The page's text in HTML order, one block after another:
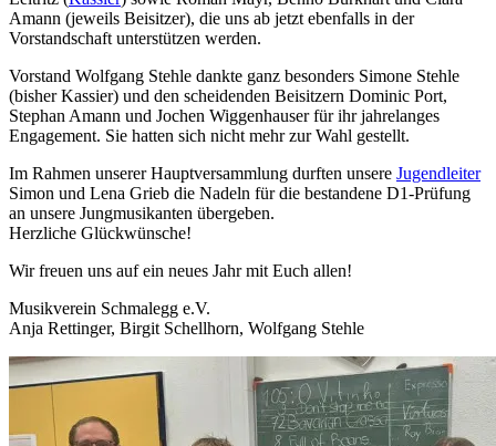
Amann (jeweils Beisitzer), die uns ab jetzt ebenfalls in der
Vorstandschaft unterstützen werden.
Vorstand Wolfgang Stehle dankte ganz besonders Simone Stehle
(bisher Kassier) und den scheidenden Beisitzern Dominic Port,
Stephan Amann und Jochen Wiggenhauser für ihr jahrelanges
Engagement. Sie hatten sich nicht mehr zur Wahl gestellt.
Im Rahmen unserer Hauptversammlung durften unsere Jugendleiter
Simon und Lena Grieb die Nadeln für die bestandene D1-Prüfung
an unsere Jungmusikanten übergeben.
Herzliche Glückwünsche!
Wir freuen uns auf ein neues Jahr mit Euch allen!
Musikverein Schmalegg e.V.
Anja Rettinger, Birgit Schellhorn, Wolfgang Stehle